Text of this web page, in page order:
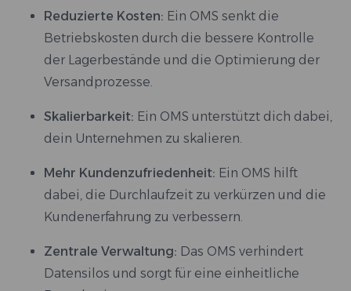
Reduzierte Kosten: Ein OMS senkt die
Betriebskosten durch die bessere Kontrolle
der Lagerbestände und die Optimierung der
Versandprozesse.
Skalierbarkeit: Ein OMS unterstützt dich dabei,
dein Unternehmen zu skalieren.
Mehr Kundenzufriedenheit: Ein OMS hilft
dabei, die Durchlaufzeit zu verkürzen und die
Kundenerfahrung zu verbessern.
Zentrale Verwaltung: Das OMS verhindert
Datensilos und sorgt für eine einheitliche